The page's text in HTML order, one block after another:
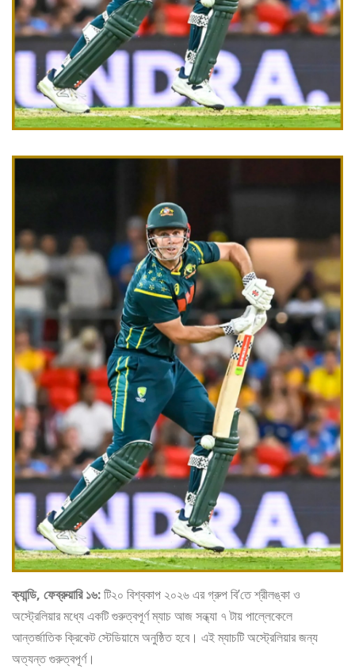
ক্যান্ডি, ফেব্রুয়ারি ১৬:টি২০ বিশ্বকাপ ২০২৬ এর গ্রুপ বি’তে শ্রীলঙ্কা ও
অস্ট্রেলিয়ার মধ্যে একটি গুরুত্বপূর্ণ ম্যাচ আজ সন্ধ্যা ৭ টায় পাল্লেকেলে
আন্তর্জাতিক ক্রিকেট স্টেডিয়ামে অনুষ্ঠিত হবে। এই ম্যাচটি অস্ট্রেলিয়ার জন্য
অত্যন্ত গুরুত্বপূর্ণ।